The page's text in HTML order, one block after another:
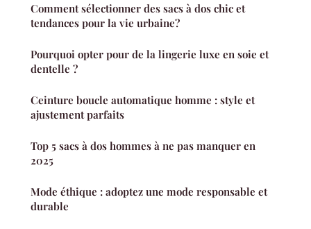
Comment sélectionner des sacs à dos chic et
tendances pour la vie urbaine?
Pourquoi opter pour de la lingerie luxe en soie et
dentelle ?
Ceinture boucle automatique homme : style et
ajustement parfaits
Top 5 sacs à dos hommes à ne pas manquer en
2025
Mode éthique : adoptez une mode responsable et
durable